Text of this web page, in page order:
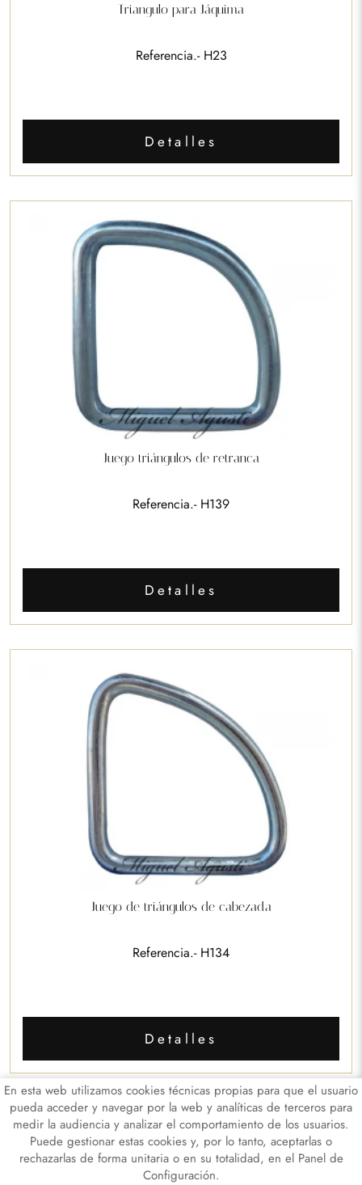
Triangulo para Jáquima
Referencia.- H23
Detalles
Juego triángulos de retranca
Referencia.- H139
Detalles
Juego de triángulos de cabezada
Referencia.- H134
Detalles
En esta web utilizamos cookies técnicas propias para que el usuario
pueda acceder y navegar por la web y analíticas de terceros para
medir la audiencia y analizar el comportamiento de los usuarios.
Puede gestionar estas cookies y, por lo tanto, aceptarlas o
rechazarlas de forma unitaria o en su totalidad, en el Panel de
Configuración.